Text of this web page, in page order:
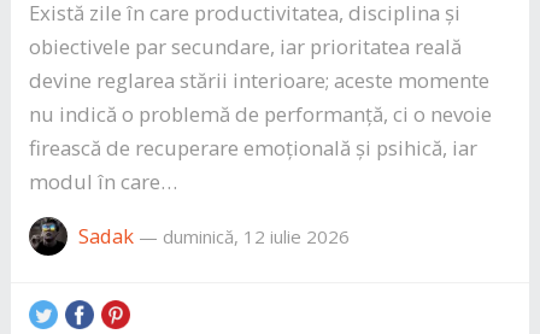
Există zile în care productivitatea, disciplina și
obiectivele par secundare, iar prioritatea reală
devine reglarea stării interioare; aceste momente
nu indică o problemă de performanță, ci o nevoie
firească de recuperare emoțională și psihică, iar
modul în care…
Sadak— duminică, 12 iulie 2026